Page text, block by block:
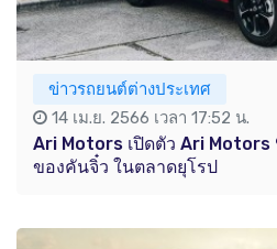
ข่าวรถยนต์ต่างประเทศ
14 เม.ย. 2566 เวลา 17:52 น.
Ari Motors เปิดตัว Ari
ของคันจิ๋ว ในตลาดยุโรป